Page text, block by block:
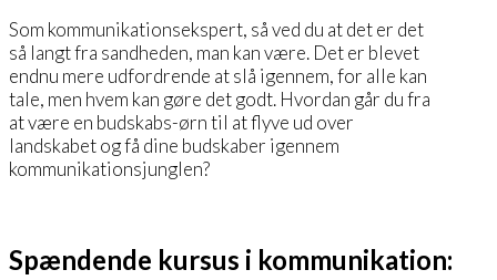
Som kommunikationsekspert, så ved du at det er det
så langt fra sandheden, man kan være. Det er blevet
endnu mere udfordrende at slå igennem, for alle kan
tale, men hvem kan gøre det godt. Hvordan går du fra
at være en budskabs-ørn til at flyve ud over
landskabet og få dine budskaber igennem
kommunikationsjunglen?
Spændende kursus i kommunikation: